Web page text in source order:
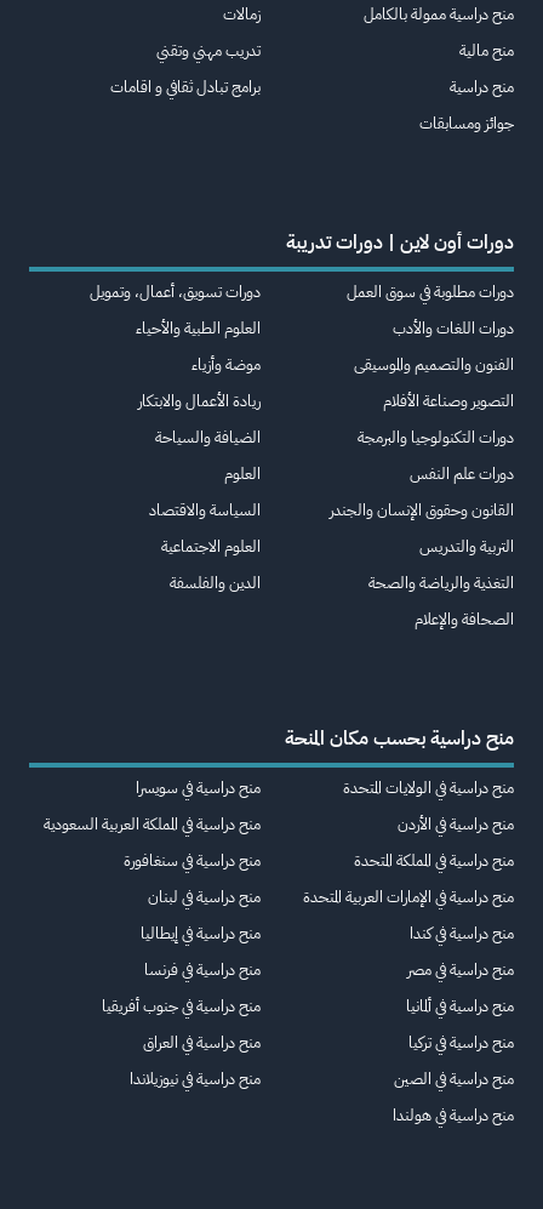
منح دراسية ممولة بالكامل
منح مالية
منح دراسية
جوائز ومسابقات
زمالات
تدريب مهني وتقني
برامج تبادل ثقافي و اقامات
دورات أون لاين | دورات تدريبة
دورات مطلوبة في سوق العمل
دورات اللغات والأدب
الفنون والتصميم والموسيقى
التصوير وصناعة الأفلام
دورات التكنولوجيا والبرمجة
دورات علم النفس
القانون وحقوق الإنسان والجندر
التربية والتدريس
التغذية والرياضة والصحة
الصحافة والإعلام
دورات تسويق، أعمال، وتمويل
العلوم الطبية والأحياء
موضة وأزياء
ريادة الأعمال والابتكار
الضيافة والسياحة
العلوم
السياسة والاقتصاد
العلوم الاجتماعية
الدين والفلسفة
منح دراسية بحسب مكان المنحة
منح دراسية في الولايات المتحدة
منح دراسية في الأردن
منح دراسية في المملكة المتحدة
منح دراسية في الإمارات العربية المتحدة
منح دراسية في كندا
منح دراسية في مصر
منح دراسية في ألمانيا
منح دراسية في تركيا
منح دراسية في الصين
منح دراسية في هولندا
منح دراسية في سويسرا
منح دراسية في المملكة العربية السعودية
منح دراسية في سنغافورة
منح دراسية في لبنان
منح دراسية في إيطاليا
منح دراسية في فرنسا
منح دراسية في جنوب أفريقيا
منح دراسية في العراق
منح دراسية في نيوزيلاندا